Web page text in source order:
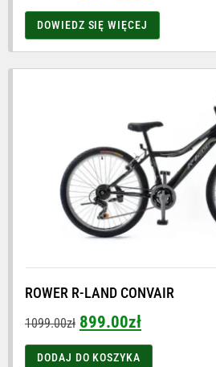
DOWIEDZ SIĘ WIĘCEJ
ROWER R-LAND CONVAIR
1099.00zł 899.00zł
DODAJ DO KOSZYKA